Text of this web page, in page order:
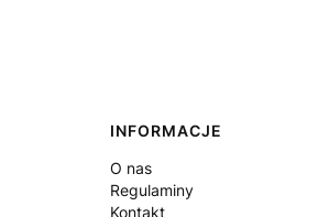
INFORMACJE
O nas
Regulaminy
Kontakt